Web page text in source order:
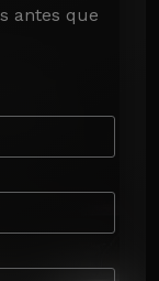
antes que